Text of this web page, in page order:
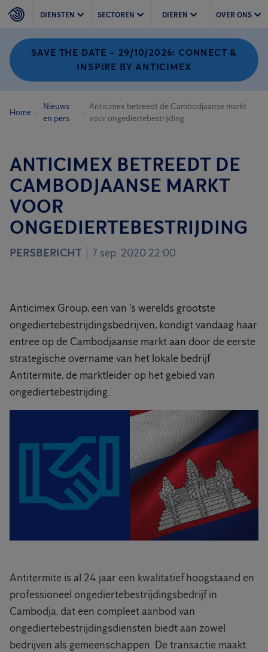
DIENSTEN SECTOREN DIEREN OVER ONS
SAVE THE DATE – 29/10/2026: CONNECT &
INSPIRE BY ANTICIMEX
Home
Nieuws
en pers
Anticimex betreedt de Cambodjaanse markt
voor ongediertebestrijding
ANTICIMEX BETREEDT DE
CAMBODJAANSE MARKT
VOOR
ONGEDIERTEBESTRIJDING
PERSBERICHT 7 sep. 2020 22:00
Anticimex Group, een van 's werelds grootste
ongediertebestrijdingsbedrijven, kondigt vandaag haar
entree op de Cambodjaanse markt aan door de eerste
strategische overname van het lokale bedrijf
Antitermite, de marktleider op het gebied van
ongediertebestrijding.
Antitermite is al 24 jaar een kwalitatief hoogstaand en
professioneel ongediertebestrijdingsbedrijf in
Cambodja, dat een compleet aanbod van
ongediertebestrijdingsdiensten biedt aan zowel
bedrijven als gemeenschappen. De transactie maakt